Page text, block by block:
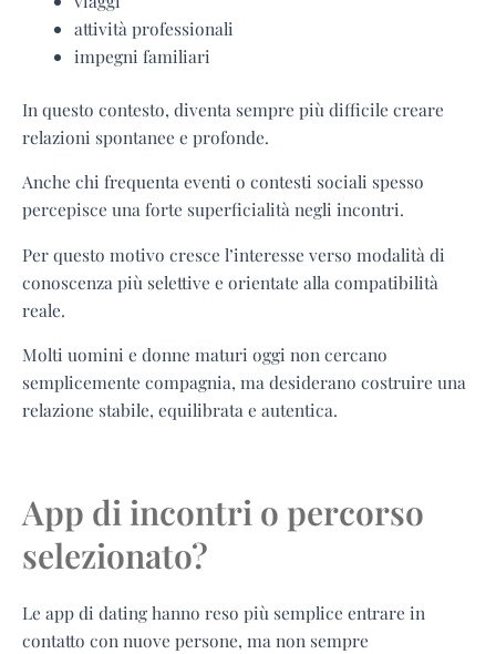
attività professionali
impegni familiari
In questo contesto, diventa sempre più difficile creare
relazioni spontanee e profonde.
Anche chi frequenta eventi o contesti sociali spesso
percepisce una forte superficialità negli incontri.
Per questo motivo cresce l’interesse verso modalità di
conoscenza più selettive e orientate alla compatibilità
reale.
Molti uomini e donne maturi oggi non cercano
semplicemente compagnia, ma desiderano costruire una
relazione stabile, equilibrata e autentica.
App di incontri o percorso
selezionato?
Le app di dating hanno reso più semplice entrare in
contatto con nuove persone, ma non sempre